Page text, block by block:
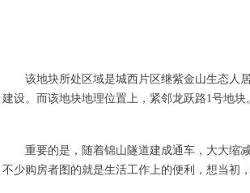
该地块所处区域是城西片区继紫金山生态人
建设。而该地块地理位置上，紧邻龙跃路1号地块
重要的是，随着锦山隧道建成通车，大大缩
不少购房者图的就是生活工作上的便利，想当初